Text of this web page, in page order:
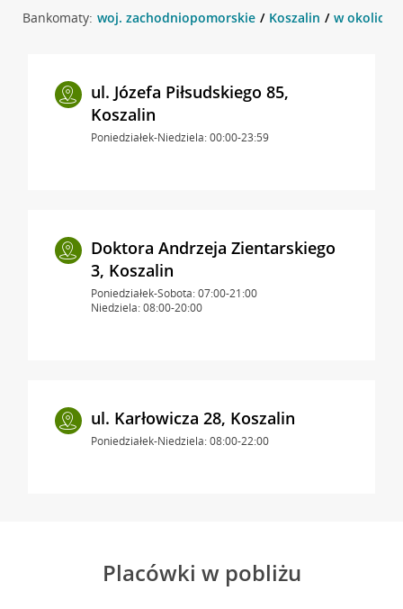
Bankomaty: woj. zachodniopomorskie Koszalin w okolicy
ul. Józefa Piłsudskiego 85,
Koszalin
Poniedziałek-Niedziela: 00:00-23:59
Doktora Andrzeja Zientarskiego
3, Koszalin
Poniedziałek-Sobota: 07:00-21:00
Niedziela: 08:00-20:00
ul. Karłowicza 28, Koszalin
Poniedziałek-Niedziela: 08:00-22:00
Placówki w pobliżu